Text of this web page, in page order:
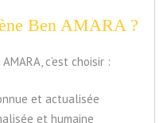
Ben AMARA ?
c’est choisir :
et actualisée
et humaine